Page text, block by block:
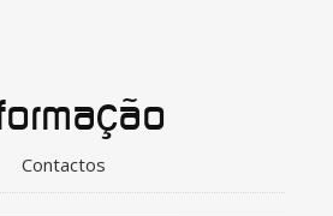
Contactos